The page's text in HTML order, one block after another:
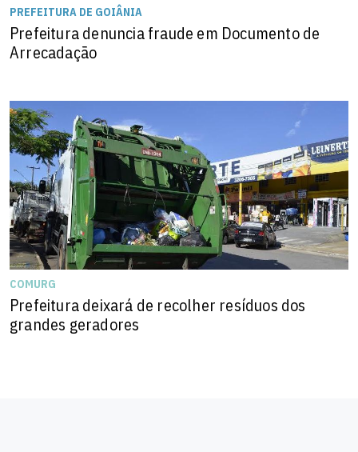
PREFEITURA DE GOIÂNIA
Prefeitura denuncia fraude em Documento de
Arrecadação
COMURG
Prefeitura deixará de recolher resíduos dos
grandes geradores